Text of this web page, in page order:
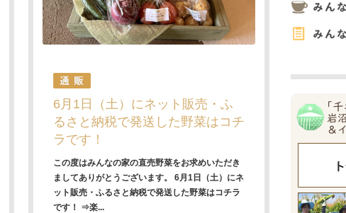
6月1日（土）にネット販売・ふ
るさと納税で発送した野菜はコチ
ラです！
この度はみんなの家の直売野菜をお求めいただき
ましてありがとうございます。 6月1日（土）にネ
ット販売・ふるさと納税で発送した野菜はコチラ
です！ ⇒楽...